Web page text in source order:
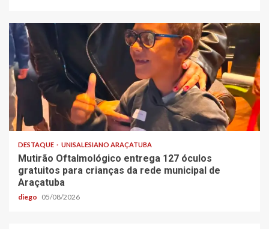
DESTAQUE UNISALESIANO ARAÇATUBA
Mutirão Oftalmológico entrega 127 óculos
gratuitos para crianças da rede municipal de
Araçatuba
diego 05/08/2026